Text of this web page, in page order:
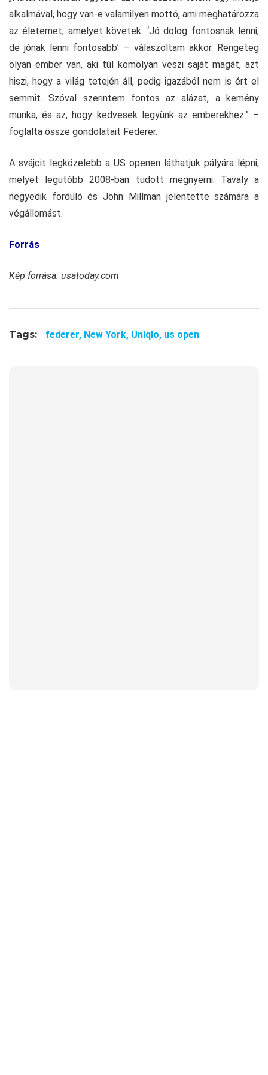
alkalmával, hogy van-e valamilyen mottó, ami meghatározza
az életemet, amelyet követek. ‘Jó dolog fontosnak lenni,
de jónak lenni fontosabb’ – válaszoltam akkor. Rengeteg
olyan ember van, aki túl komolyan veszi saját magát, azt
hiszi, hogy a világ tetején áll, pedig igazából nem is ért el
semmit. Szóval szerintem fontos az alázat, a kemény
munka, és az, hogy kedvesek legyünk az emberekhez.” –
foglalta össze gondolatait Federer.
A svájcit legközelebb a US openen láthatjuk pályára lépni,
melyet legutóbb 2008-ban tudott megnyerni. Tavaly a
negyedik forduló és John Millman jelentette számára a
végállomást.
Forrás
Kép forrása: usatoday.com
Tags: federer, New York, Uniqlo, us open